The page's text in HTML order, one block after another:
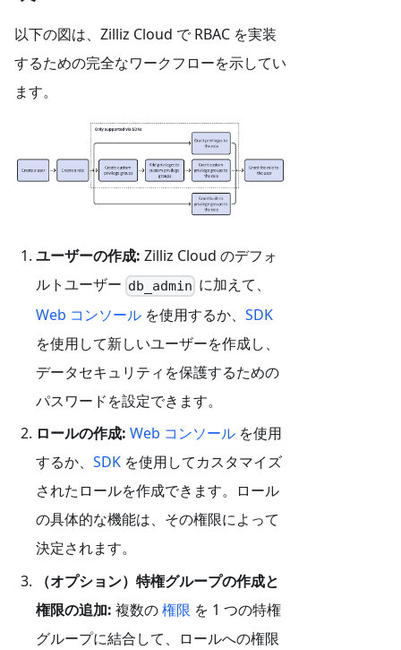
以下の図は、Zilliz Cloud で RBAC を実装
するための完全なワークフローを示してい
ます。
ユーザーの作成: Zilliz Cloud のデフォ
ルトユーザー db_admin に加えて、
Web コンソール を使用するか、 SDK
を使用して新しいユーザーを作成し、
データセキュリティを保護するための
パスワードを設定できます。
ロールの作成: Web コンソール を使用
するか、 SDK を使用してカスタマイズ
されたロールを作成できます。ロール
の具体的な機能は、その権限によって
決定されます。
（オプション）特権グループの作成と
権限の追加: 複数の権限 を 1 つの特権
グループに結合して、ロールへの権限